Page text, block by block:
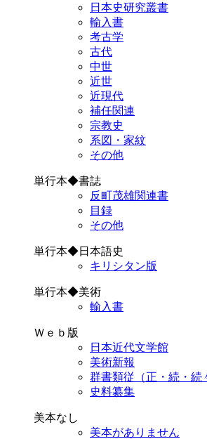
日本史研究叢書
輸入書
考古学
古代
中世
近世
近現代
補任関連
宗教史
系図・家紋
その他
単行本◆書誌
反町茂雄関連書
目録
その他
単行本◆日本語史
キリシタン版
単行本◆美術
輸入書
Ｗｅｂ版
日本近代文学館
美術新報
群書類従（正・続・続
史料纂集
美本なし
美本がありません